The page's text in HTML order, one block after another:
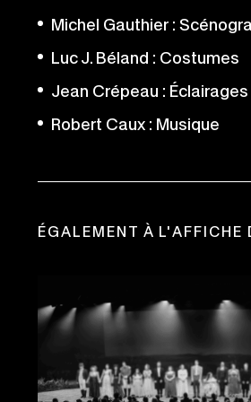
Michel Gauthier :
Luc J. Béland : Costumes
Jean Crépeau : Éclairages
Robert Caux : Musique
ÉGALEMENT À L'AFFICHE